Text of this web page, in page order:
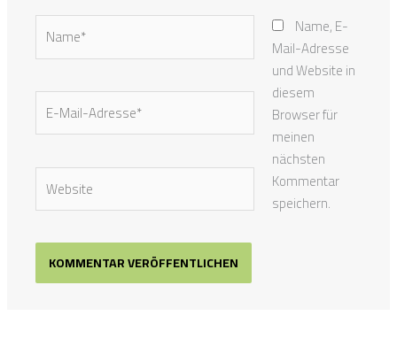
Name*
E-
Mail-
Website
Name, E-
Mail-Adresse
und Website in
diesem
Browser für
meinen
nächsten
Kommentar
speichern.